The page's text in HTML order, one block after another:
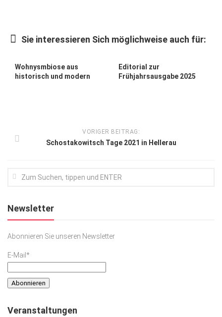
Lifestyle
Podcast
Sie interessieren Sich möglichweise auch für:
Wohnysmbiose aus
historisch und modern
Editorial zur
Frühjahrsausgabe 2025
VORIGER BEITRAG:
Schostakowitsch Tage 2021 in Hellerau
Newsletter
Abonnieren Sie unseren Newsletter
E-Mail*
Veranstaltungen